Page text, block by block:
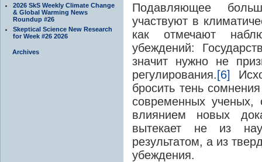
2026 SkS Weekly Climate Change
& Global Warming News
Roundup #26
Skeptical Science New Research
for Week #26 2026
Archives
Подавляющее
участвуют в
как отмечают
убеждений:
значит нужно не
регулирования. [6]
бросить тень
современных
влиянием новых
вытекает не из
результатом, а из
убеждения.